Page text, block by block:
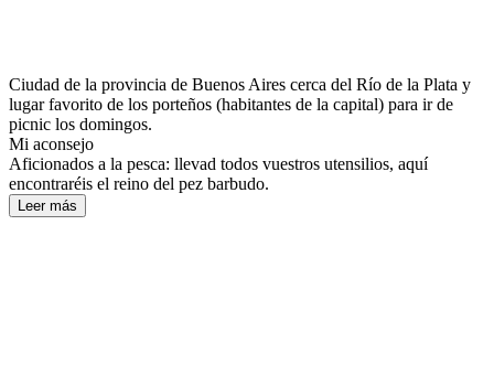
Ciudad de la provincia de Buenos Aires cerca del Río de la Plata y
lugar favorito de los porteños (habitantes de la capital) para ir de
picnic los domingos.
Mi aconsejo
Aficionados a la pesca: llevad todos vuestros utensilios, aquí
encontraréis el reino del pez barbudo.
Leer más